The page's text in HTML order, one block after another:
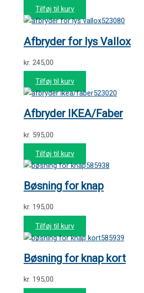
Tilføj til kurv
523080
Afbryder for lys Vallox
kr. 245,00
Tilføj til kurv
523020
Afbryder IKEA/Faber
kr. 595,00
Tilføj til kurv
585938
Bøsning for knap
kr. 195,00
Tilføj til kurv
585939
Bøsning for knap kort
kr. 195,00